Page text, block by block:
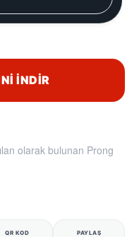
olarak bulunan Prong
QR KOD PAYLAŞ
İNDIR